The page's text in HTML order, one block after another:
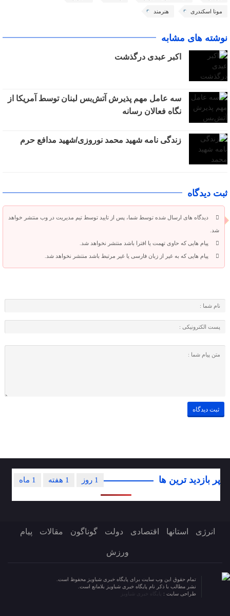
مونا اسکندری هنرمند
نوشته های مشابه
اکبر عبدی درگذشت
سه عامل مهم پذیرش آتش‌بس لبنان توسط آمریکا از
نگاه فعالان رسانه
زندگی نامه شهید محمد نوروزی/شهید مدافع حرم
ثبت دیدگاه
دیدگاه های ارسال شده توسط شما، پس از تایید توسط تیم مدیریت در وب منتشر خواهد
شد.
پیام هایی که حاوی تهمت یا افترا باشد منتشر نخواهد شد.
پیام هایی که به غیر از زبان فارسی یا غیر مرتبط باشد منتشر نخواهد شد.
پر بازدید ترین ها 1 ماه 1 هفته 1 روز
انرژی استانها اقتصادی دولت گوناگون مقالات پیام
ورزش
تمام حقوق این وب سایت برای پایگاه خبری شباویز محفوظ است.
نشر مطالب با ذکر نام پایگاه خبری شباویز بلامانع است.
طراحی سایت :